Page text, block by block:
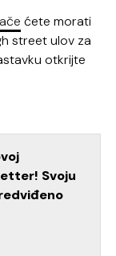
ćete morati
street ulov za
otkrijte
Svoju